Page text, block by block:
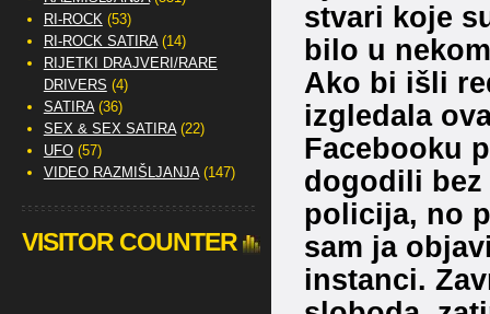
stvari koje
bilo u
Ako bi išli
izgledala
Facebooku
dogodili
policija, no
sam ja
instanci.
RI-ROCK(53)
RI-ROCK SATIRA(14)
RIJETKI DRAJVERI/RARE
DRIVERS (4)
SATIRA(36)
SEX & SEX SATIRA(22)
UFO(57)
VIDEO RAZMIŠLJANJA(147)
VISITOR COUNTER